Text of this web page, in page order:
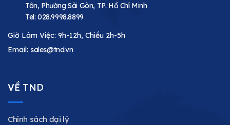
Tôn, Phường Sài Gòn, TP. Hồ Chí Minh
Tel: 028.9998.8899
Giờ Làm Việc: 9h-12h, Chiều 2h-5h
Email: sales@tnd.vn
VỀ TND
Chính sách đại lý